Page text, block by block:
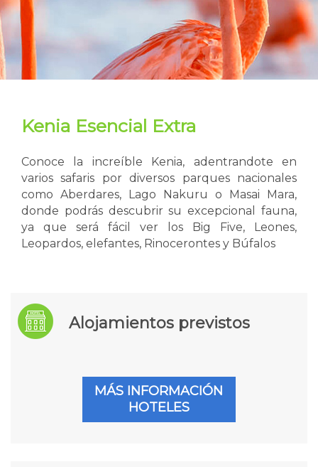
Kenia Esencial Extra
Conoce la increíble Kenia, adentrandote en
varios safaris por diversos parques nacionales
como Aberdares, Lago Nakuru o Masai Mara,
donde podrás descubrir su excepcional fauna,
ya que será fácil ver los Big Five, Leones,
Leopardos, elefantes, Rinocerontes y Búfalos
Alojamientos previstos
MÁS INFORMACIÓN
HOTELES